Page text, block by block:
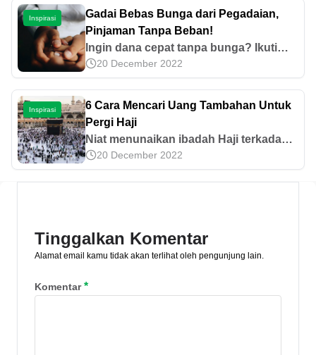
pengajuan agar pinjaman langsung
cair. Panduan lengkap & terpercaya.
Inspirasi
Gadai Bebas Bunga dari Pegadaian,
Pinjaman Tanpa Beban!
Ingin dana cepat tanpa bunga? Ikuti
program Gadai Bebas Bunga yang
berlaku untuk Gadai Emas, Gadai
Elektronik, dan Gadai Kendaraan. Cek
infonya di sini!
20 December 2022
Inspirasi
6 Cara Mencari Uang Tambahan Untuk
Pergi Haji
Niat menunaikan ibadah Haji terkadang
terbentur dengan masalah dana untuk
mendaftar haji. Baca dan terapkan
20 December 2022
Tinggalkan Komentar
Alamat email kamu tidak akan terlihat oleh pengunjung lain.
Komentar*